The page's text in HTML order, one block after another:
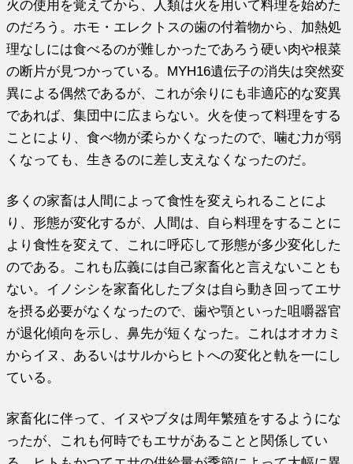
火の使用を覚えてから、人類は火を用いて料理を始めた
のだろう。ホモ・エレクトスの歯の付着物から、加熱処
理なしには食べるのが難しかったであろう硬い肉や根菜
の断片が見つかっている。MYH16遺伝子の消失は突然変
異による偶然であるが、これが余りにも非適応的な変異
であれば、集団中に広まらない。火を使って料理をする
ことにより、食べ物が柔らかくなったので、噛む力が弱
くなっても、生きるのに差し支えなくなったのだ。
多くの家畜は人間によって食性を変えられることによ
り、形態が変化するが、人間は、自ら料理をすることに
より食性を変えて、これに呼応して形態が多少変化した
のである。これも広義には自己家畜化と言えないことも
ない。イノシシを家畜化したブタは自ら動き回ってエサ
を摂る必要がなくなったので、歯や顎といった咀嚼器官
が退化傾向を示し、鼻先が短くなった。これはオオカミ
からイヌ、あるいはサルからヒトへの変化と軌を一にし
ている。
家畜化に伴って、イヌやブタは周年繁殖をするようにな
ったが、これも何時でもエサがあることと関係してい